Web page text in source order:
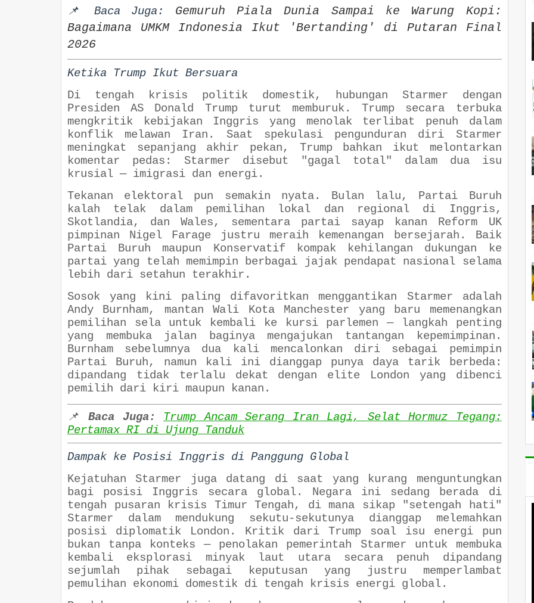
📌 Baca Juga:
Gemuruh Piala Dunia Sampai ke Warung Kopi:
Bagaimana UMKM Indonesia Ikut 'Bertanding' di Putaran Final
2026
Ketika Trump Ikut Bersuara
Di tengah krisis politik domestik, hubungan Starmer dengan
Presiden AS Donald Trump turut memburuk. Trump secara terbuka
mengkritik kebijakan Inggris yang menolak terlibat penuh dalam
konflik melawan Iran. Saat spekulasi pengunduran diri Starmer
meningkat sepanjang akhir pekan, Trump bahkan ikut melontarkan
komentar pedas: Starmer disebut "gagal total" dalam dua isu
krusial — imigrasi dan energi.
Tekanan elektoral pun semakin nyata. Bulan lalu, Partai Buruh
kalah telak dalam pemilihan lokal dan regional di Inggris,
Skotlandia, dan Wales, sementara partai sayap kanan Reform UK
pimpinan Nigel Farage justru meraih kemenangan bersejarah. Baik
Partai Buruh maupun Konservatif kompak kehilangan dukungan ke
partai yang telah memimpin berbagai jajak pendapat nasional selama
lebih dari setahun terakhir.
Sosok yang kini paling difavoritkan menggantikan Starmer adalah
Andy Burnham, mantan Wali Kota Manchester yang baru memenangkan
pemilihan sela untuk kembali ke kursi parlemen — langkah penting
yang membuka jalan baginya mengajukan tantangan kepemimpinan.
Burnham sebelumnya dua kali mencalonkan diri sebagai pemimpin
Partai Buruh, namun kali ini dianggap punya daya tarik berbeda:
dipandang tidak terlalu dekat dengan elite London yang dibenci
pemilih dari kiri maupun kanan.
📌 Baca Juga:
Trump Ancam Serang Iran Lagi, Selat Hormuz Tegang:
Pertamax RI di Ujung Tanduk
Dampak ke Posisi Inggris di Panggung Global
Kejatuhan Starmer juga datang di saat yang kurang menguntungkan
bagi posisi Inggris secara global. Negara ini sedang berada di
tengah pusaran krisis Timur Tengah, di mana sikap "setengah hati"
Starmer dalam mendukung sekutu-sekutunya dianggap melemahkan
posisi diplomatik London. Kritik dari Trump soal isu energi pun
bukan tanpa konteks — penolakan pemerintah Starmer untuk membuka
kembali eksplorasi minyak laut utara secara penuh dipandang
sejumlah pihak sebagai keputusan yang justru memperlambat
pemulihan ekonomi domestik di tengah krisis energi global.